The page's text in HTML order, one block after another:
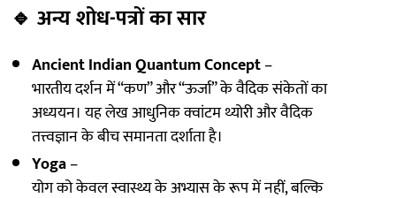
🔹 अन्य शोध-पत्रों का सार
Ancient Indian Quantum Concept–
भारतीय दर्शन में “कण” और “ऊर्जा” के वैदिक संकेतों का
अध्ययन। यह लेख आधुनिक क्वांटम थ्योरी और वैदिक
तत्त्वज्ञान के बीच समानता दर्शाता है।
Yoga–
योग को केवल स्वास्थ्य के अभ्यास के रूप में नहीं, बल्कि